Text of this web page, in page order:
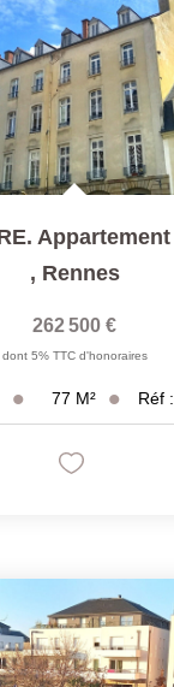
, Rennes
262 500 €
dont 5% TTC d'honoraires
77 M² Réf :